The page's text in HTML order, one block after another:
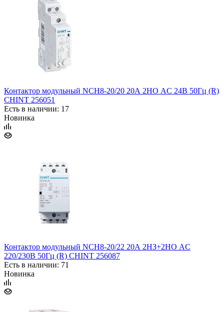
Контактор модульный NCH8-20/20 20А 2НО AC 24В 50Гц (R)
CHINT 256051
Есть в наличии: 17
Новинка
Контактор модульный NCH8-20/22 20А 2НЗ+2НО AC
220/230В 50Гц (R) CHINT 256087
Есть в наличии: 71
Новинка